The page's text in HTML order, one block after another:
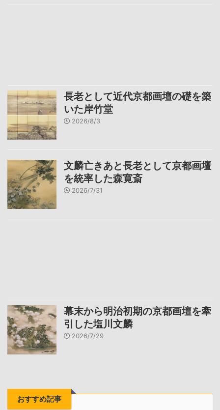
長老として近代京都画壇の礎を築
いた岸竹堂
2026/8/3
文麟亡きあと長老として京都画壇
を統率した森寛斎
2026/7/31
幕末から明治初期の京都画壇を牽
引した塩川文麟
2026/7/29
おすすめ記事